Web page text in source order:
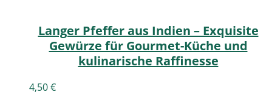
Langer Pfeffer aus Indien – Exquisite
Gewürze für Gourmet-Küche und
kulinarische Raffinesse
4,50€